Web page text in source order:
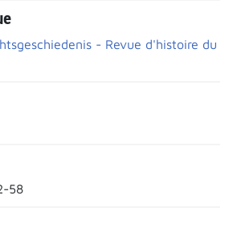
- Revue d'histoire du
58